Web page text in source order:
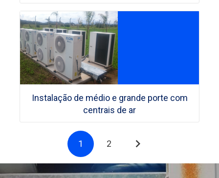
Instalação de médio e grande porte com
centrais de ar
1 2